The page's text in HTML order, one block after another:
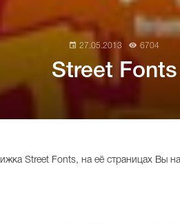
27.05.2013 6704
Street Fonts
Street Fonts, на её страницах Вы